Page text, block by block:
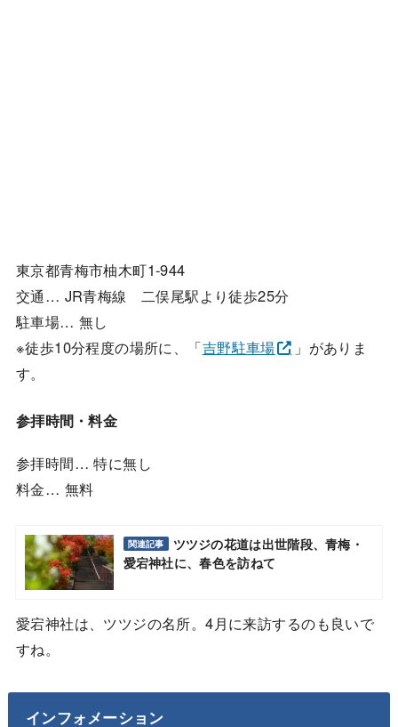
東京都青梅市柚木町1-944
交通… JR青梅線 二俣尾駅より徒歩25分
駐車場… 無し
※徒歩10分程度の場所に、「吉野駐車場
」がありま
す。
参拝時間・料金
参拝時間… 特に無し
料金… 無料
関連記事
ツツジの花道は出世階段、青梅・
愛宕神社に、春色を訪ねて
愛宕神社は、ツツジの名所。4月に来訪するのも良いで
すね。
インフォメーション